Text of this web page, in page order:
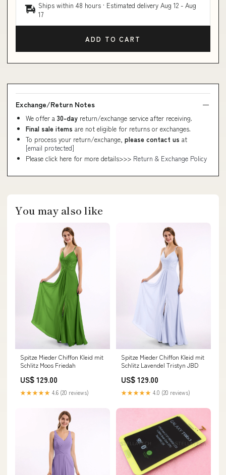
Ships within 48 hours · Estimated delivery Aug 12 - Aug
17
ADD TO CART
Exchange/Return Notes
We offer a 30-day return/exchange service after receiving.
Final sale items are not eligible for returns or exchanges.
To process your return/exchange, please contact us at
[email protected]
Please click here for more details>>> Return & Exchange Policy
You may also like
Spitze Mieder Chiffon Kleid mit
Schlitz Moos Friedah
US$ 129.00
★★★★★ 4.6 (20 reviews)
Spitze Mieder Chiffon Kleid mit
Schlitz Lavendel Tristyn JBD
US$ 129.00
★★★★★ 4.0 (20 reviews)